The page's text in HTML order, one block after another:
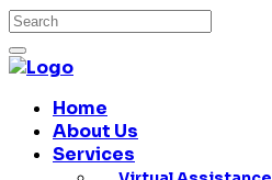
Home
About Us
Services